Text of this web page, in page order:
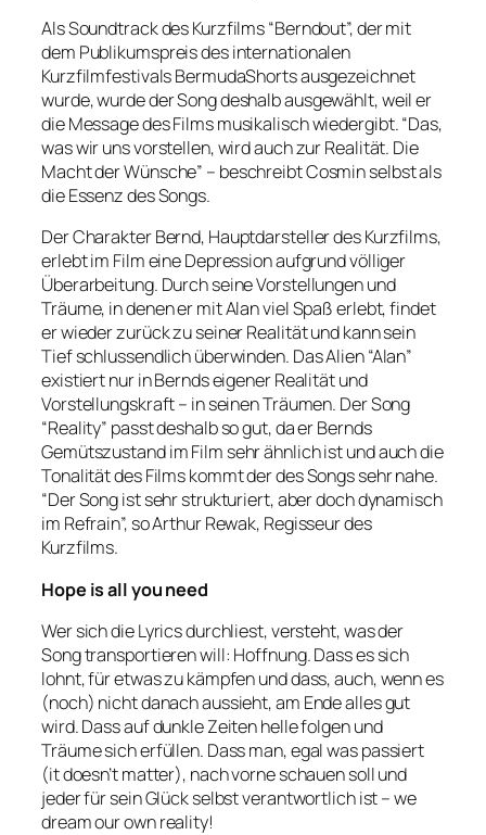
Als Soundtrack des Kurzfilms “Berndout”, der mit
dem Publikumspreis des internationalen
Kurzfilmfestivals BermudaShorts ausgezeichnet
wurde, wurde der Song deshalb ausgewählt, weil er
die Message des Films musikalisch wiedergibt. “Das,
was wir uns vorstellen, wird auch zur Realität. Die
Macht der Wünsche” – beschreibt Cosmin selbst als
die Essenz des Songs.
Der Charakter Bernd, Hauptdarsteller des Kurzfilms,
erlebt im Film eine Depression aufgrund völliger
Überarbeitung. Durch seine Vorstellungen und
Träume, in denen er mit Alan viel Spaß erlebt, findet
er wieder zurück zu seiner Realität und kann sein
Tief schlussendlich überwinden. Das Alien “Alan”
existiert nur in Bernds eigener Realität und
Vorstellungskraft – in seinen Träumen. Der Song
“Reality” passt deshalb so gut, da er Bernds
Gemütszustand im Film sehr ähnlich ist und auch die
Tonalität des Films kommt der des Songs sehr nahe.
“Der Song ist sehr strukturiert, aber doch dynamisch
im Refrain”, so Arthur Rewak, Regisseur des
Kurzfilms.
Hope is all you need
Wer sich die Lyrics durchliest, versteht, was der
Song transportieren will: Hoffnung. Dass es sich
lohnt, für etwas zu kämpfen und dass, auch, wenn es
(noch) nicht danach aussieht, am Ende alles gut
wird. Dass auf dunkle Zeiten helle folgen und
Träume sich erfüllen. Dass man, egal was passiert
(it doesn’t matter), nach vorne schauen soll und
jeder für sein Glück selbst verantwortlich ist – we
dream our own reality!